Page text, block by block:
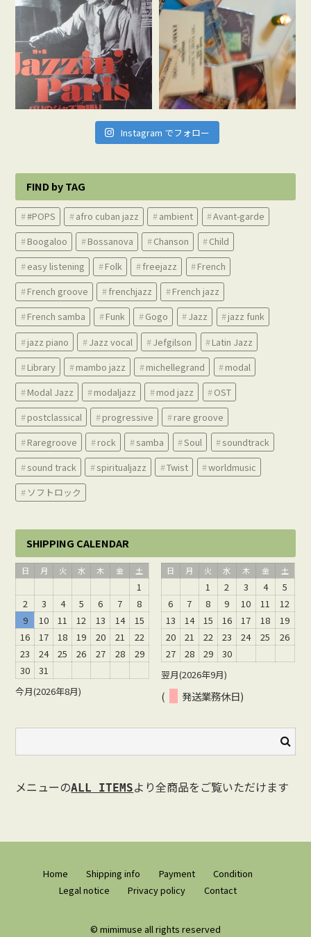
Instagram でフォロー
FIND by TAG
#POPS afro cuban jazz ambient
Avant-garde
Boogaloo
Bossanova Chanson
Child
easy listening
Folk freejazz
French
French groove
frenchjazz
French jazz
French samba
Funk Gogo Jazz
jazz funk
jazz piano
Jazz vocal Jefgilson
Latin Jazz
Library
mambo jazz michellegrand
modal
Modal Jazz
modaljazz mod jazz
OST
postclassical
progressive
rare groove
Raregroove
rock samba Soul
soundtrack
sound track
spiritualjazz Twist
worldmusic
ソフトロック
SHIPPING CALENDAR
今月(2026年8月)
日 月 火 水 木 金 土
1
2
3 4 5 6 7
8
9
10 11 12 13 14
15
16
17 18 19 20 21
22
23
24 25 26 27 28
29
30
31 翌月(2026年9月)
日 月 火 水 木 金 土
1 2 3 4
5
6
7 8 9 10 11
12
13
14 15 16 17 18
19
20
21 22 23 24 25
26
27
28 29 30
( 発送業務休日)
メニューのALL ITEMSより全商品をご覧いただけます
Home Shipping info Payment
Condition
Legal notice
Privacy policy Contact
© mimimuse all rights reserved